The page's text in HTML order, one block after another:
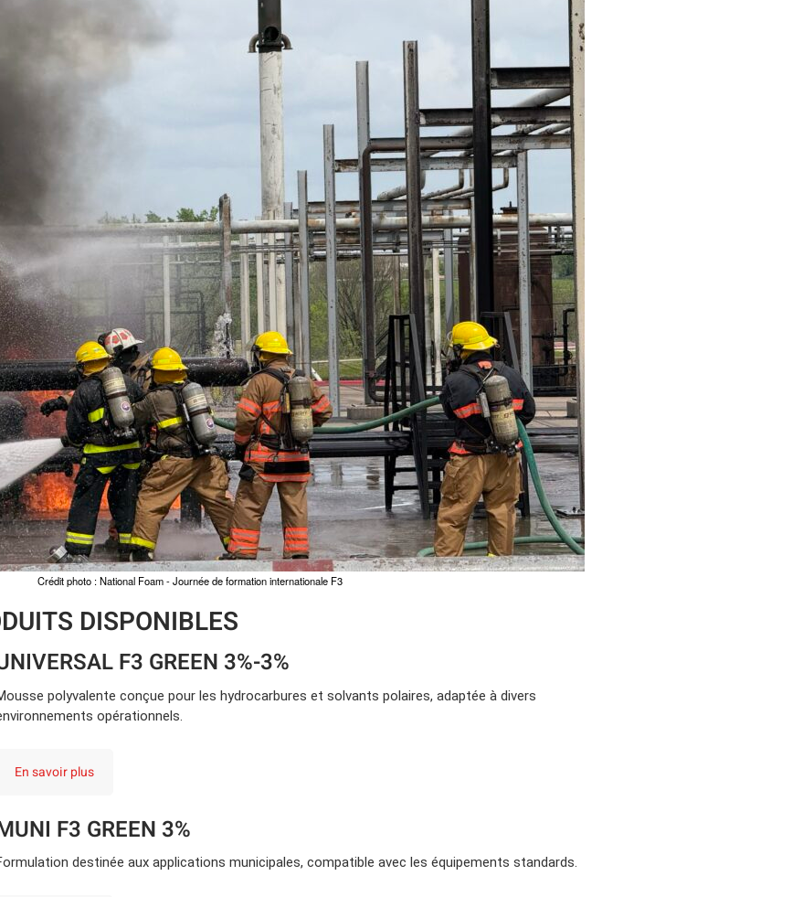
Crédit photo : National Foam - Journée de formation internationale F3
DISPONIBLES
F3 GREEN 3%-3%
polyvalente conçue pour les hydrocarbures et solvants polaires, adaptée à divers
opérationnels.
En savoir plus
F3 GREEN 3%
destinée aux applications municipales, compatible avec les équipements standards.